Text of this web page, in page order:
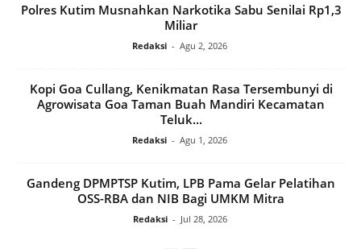
Polres Kutim Musnahkan Narkotika Sabu Senilai Rp1,3
Miliar
Redaksi - Agu 2, 2026
Kopi Goa Cullang, Kenikmatan Rasa Tersembunyi di
Agrowisata Goa Taman Buah Mandiri Kecamatan
Teluk...
Redaksi - Agu 1, 2026
Gandeng DPMPTSP Kutim, LPB Pama Gelar Pelatihan
OSS-RBA dan NIB Bagi UMKM Mitra
Redaksi - Jul 28, 2026